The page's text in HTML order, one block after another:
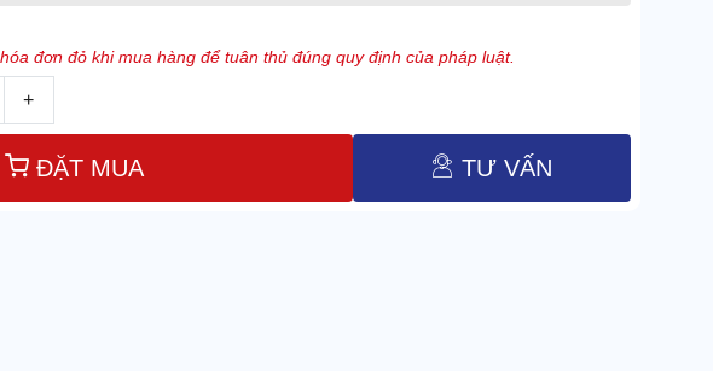
đơn đỏ khi mua hàng để tuân thủ đúng quy định của pháp luật.
+
ĐẶT MUA TƯ VẤN